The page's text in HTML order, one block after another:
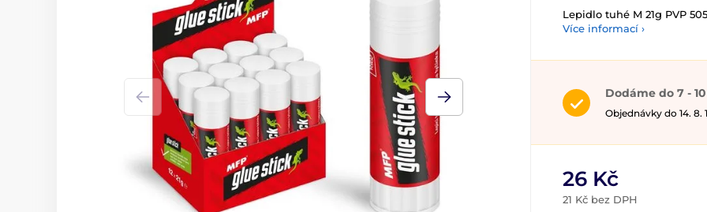
Lepidlo tuhé M 21g PVP
Více informací ›
Dodáme do 7 -
Objednávky do 14. 8.
26 Kč
21 Kč bez DPH